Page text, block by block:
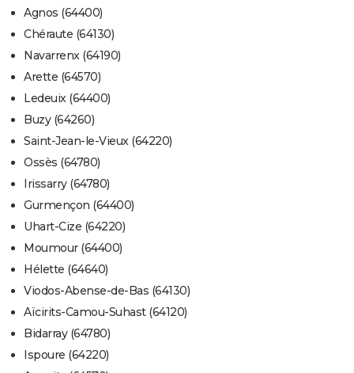
Agnos (64400)
Chéraute (64130)
Navarrenx (64190)
Arette (64570)
Ledeuix (64400)
Buzy (64260)
Saint-Jean-le-Vieux (64220)
Ossès (64780)
Irissarry (64780)
Gurmençon (64400)
Uhart-Cize (64220)
Moumour (64400)
Hélette (64640)
Viodos-Abense-de-Bas (64130)
Aïcirits-Camou-Suhast (64120)
Bidarray (64780)
Ispoure (64220)